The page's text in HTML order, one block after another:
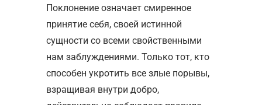
Поклонение означает смиренное
принятие себя, своей истинной
сущности со всеми свойственными
нам заблуждениями. Только тот, кто
способен укротить все злые порывы,
взращивая внутри добро,